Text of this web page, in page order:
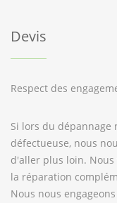
Devis
Respect des
Si lors du dépannage
défectueuse, nous
d'aller plus loin.
la réparation
Nous nous